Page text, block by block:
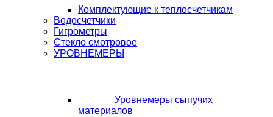
Комплектующие к теплосчетчикам
Водосчетчики
Гигрометры
Стекло смотровое
УРОВНЕМЕРЫ
Уровнемеры сыпучих
материалов